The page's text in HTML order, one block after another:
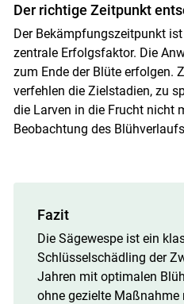
Der richtige Zeitpunkt
Der Bekämpfungszeitpunkt
zentrale Erfolgsfaktor. Die
zum Ende der Blüte erfolgen.
verfehlen die Zielstadien, zu
die Larven in die Frucht nicht
Beobachtung des
Fazit
Die Sägewespe ist ein
Schlüsselschädling der
Jahren mit optimalen
ohne gezielte Maßnahme